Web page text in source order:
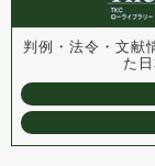
判例・法令・文献
た